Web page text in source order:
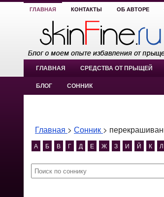
ГЛАВНАЯ КОНТАКТЫ ОБ АВТОРЕ
ГЛАВНАЯ СРЕДСТВА ОТ ПРЫЩЕЙ
БЛОГ СОННИК
Главная > Сонник >
А Б В Г Д Е Ж З И Й К Л